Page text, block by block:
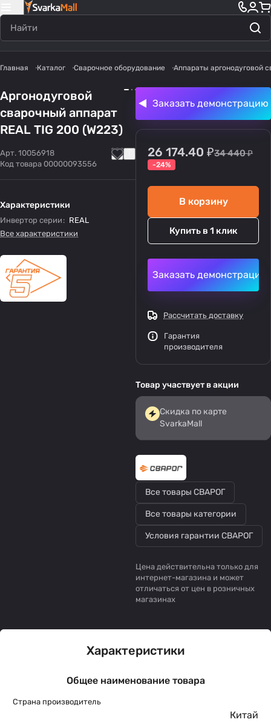
Главная Каталог Сварочное оборудование Аппараты аргонодуговой
Аргонодуговой
сварочный аппарат
REAL TIG 200 (W223)
Арт. 10056918
Код товара 00000093556
Характеристики
Инвертор серии : REAL
Все характеристики
Заказать демонстрацию
26 174.40 ₽34 440 ₽
-24%
В корзину
Купить в 1 клик
Заказать демонстрацию
Рассчитать доставку
Гарантия
производителя
Товар участвует в акции
Скидка по карте
SvarkaMall
Все товары СВАРОГ
Все товары категории
Условия гарантии СВАРОГ
Цена действительна только для
интернет-магазина и может
отличаться от цен в розничных
магазинах
Характеристики
Общее наименование товара
Страна производитель
Китай